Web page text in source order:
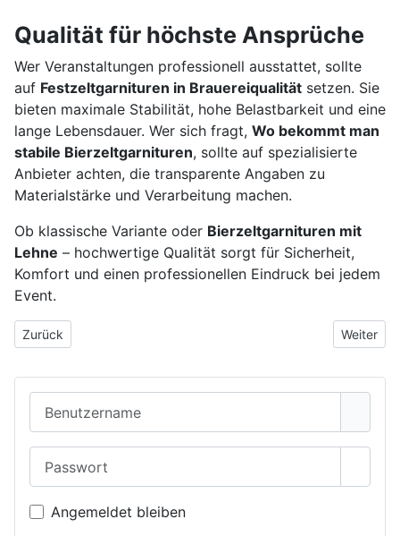
Qualität für höchste Ansprüche
Wer Veranstaltungen professionell ausstattet, sollte
auf Festzeltgarnituren in Brauereiqualität setzen. Sie
bieten maximale Stabilität, hohe Belastbarkeit und eine
lange Lebensdauer. Wer sich fragt, Wo bekommt man
stabile Bierzeltgarnituren, sollte auf spezialisierte
Anbieter achten, die transparente Angaben zu
Materialstärke und Verarbeitung machen.
Ob klassische Variante oder Bierzeltgarnituren mit
Lehne – hochwertige Qualität sorgt für Sicherheit,
Komfort und einen professionellen Eindruck bei jedem
Event.
Vorheriger Beitrag: Graffiti Workshop: Kreatives Erlebnis für
Zurück Nächster
Weiter
Angemeldet bleiben